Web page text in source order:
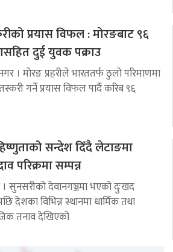
प्रयास विफल : मोरङबाट ९६
दुई युवक पक्राउ
। मोरङ प्रहरीले भारततर्फ ठुलो परिमाणमा
गर्ने प्रयास विफल पार्दै करिब ९६
सन्देश दिँदै लेटाङमा
परिक्रमा सम्पन्न
सुनसरीको देवानगञ्जमा भएको दुःखद
देशका विभिन्न स्थानमा धार्मिक तथा
तनाव देखिएको